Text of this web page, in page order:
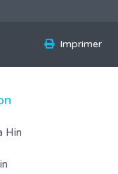
Imprimer
Hin